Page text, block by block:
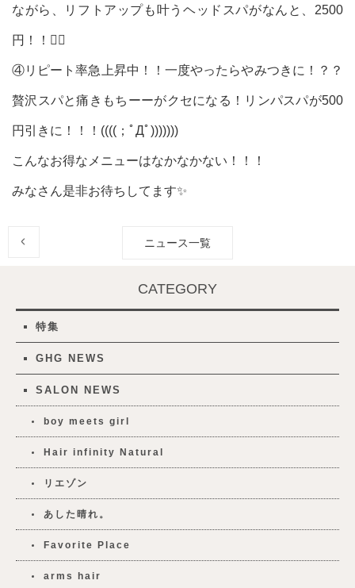
ながら、リフトアップも叶うヘッドスパがなんと、2500
円！！💆‍♀️
④リピート率急上昇中！！一度やったらやみつきに！？？
贅沢スパと痛きもちーーがクセになる！リンパスパが500
円引きに！！！((((；ﾟДﾟ)))))))
こんなお得なメニューはなかなかない！！！
みなさん是非お待ちしてます✨
ニュース一覧
CATEGORY
特集
GHG NEWS
SALON NEWS
boy meets girl
Hair infinity Natural
リエゾン
あした晴れ。
Favorite Place
arms hair